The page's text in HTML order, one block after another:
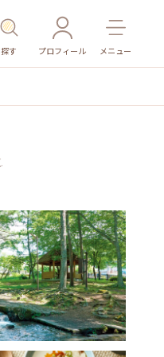
探す プロフィール メニュー
その他施設 ごはん